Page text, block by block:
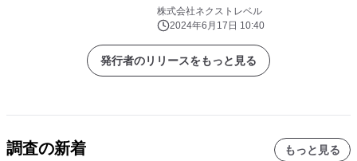
株式会社ネクストレベル
2024年6月17日 10:40
発行者のリリースをもっと見る
調査の新着 もっと見る